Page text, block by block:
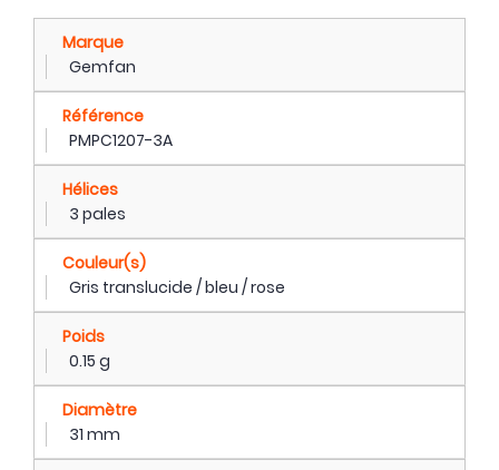
Marque
Gemfan
Référence
PMPC1207-3A
Hélices
3 pales
Couleur(s)
Gris translucide / bleu / rose
Poids
0.15 g
Diamètre
31 mm